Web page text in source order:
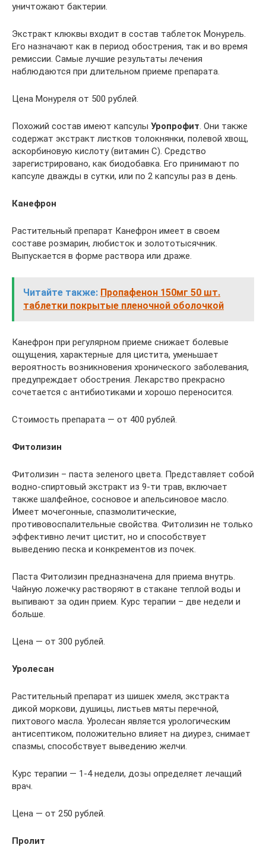
уничтожают бактерии.
Экстракт клюквы входит в состав таблеток Монурель.
Его назначают как в период обострения, так и во время
ремиссии. Самые лучшие результаты лечения
наблюдаются при длительном приеме препарата.
Цена Монуреля от 500 рублей.
Похожий состав имеют капсулы Уропрофит. Они также
содержат экстракт листков толокнянки, полевой хвощ,
аскорбиновую кислоту (витамин С). Средство
зарегистрировано, как биодобавка. Его принимают по
капсуле дважды в сутки, или по 2 капсулы раз в день.
Канефрон
Растительный препарат Канефрон имеет в своем
составе розмарин, любисток и золототысячник.
Выпускается в форме раствора или драже.
Читайте также: Пропафенон 150мг 50 шт.
таблетки покрытые пленочной оболочкой
Канефрон при регулярном приеме снижает болевые
ощущения, характерные для цистита, уменьшает
вероятность возникновения хронического заболевания,
предупреждает обострения. Лекарство прекрасно
сочетается с антибиотиками и хорошо переносится.
Стоимость препарата — от 400 рублей.
Фитолизин
Фитолизин – паста зеленого цвета. Представляет собой
водно-спиртовый экстракт из 9-ти трав, включает
также шалфейное, сосновое и апельсиновое масло.
Имеет мочегонные, спазмолитические,
противовоспалительные свойства. Фитолизин не только
эффективно лечит цистит, но и способствует
выведению песка и конкрементов из почек.
Паста Фитолизин предназначена для приема внутрь.
Чайную ложечку растворяют в стакане теплой воды и
выпивают за один прием. Курс терапии – две недели и
больше.
Цена — от 300 рублей.
Уролесан
Растительный препарат из шишек хмеля, экстракта
дикой моркови, душицы, листьев мяты перечной,
пихтового масла. Уролесан является урологическим
антисептиком, положительно влияет на диурез, снимает
спазмы, способствует выведению желчи.
Курс терапии — 1-4 недели, дозы определяет лечащий
врач.
Цена — от 250 рублей.
Пролит